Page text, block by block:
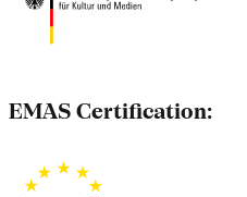
EMAS Certification: